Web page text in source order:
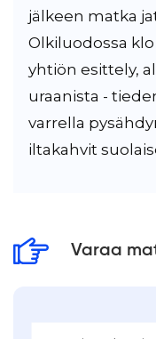
jälkeen matka
Olkiluodossa klo
yhtiön esittely,
uraanista -
varrella
iltakahvit
Varaa